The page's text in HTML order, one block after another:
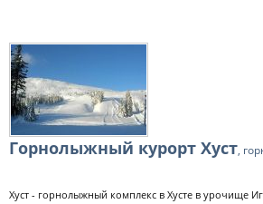
Горнолыжный курорт Хуст,
Хуст - горнолыжный комплекс в Хусте в урочище